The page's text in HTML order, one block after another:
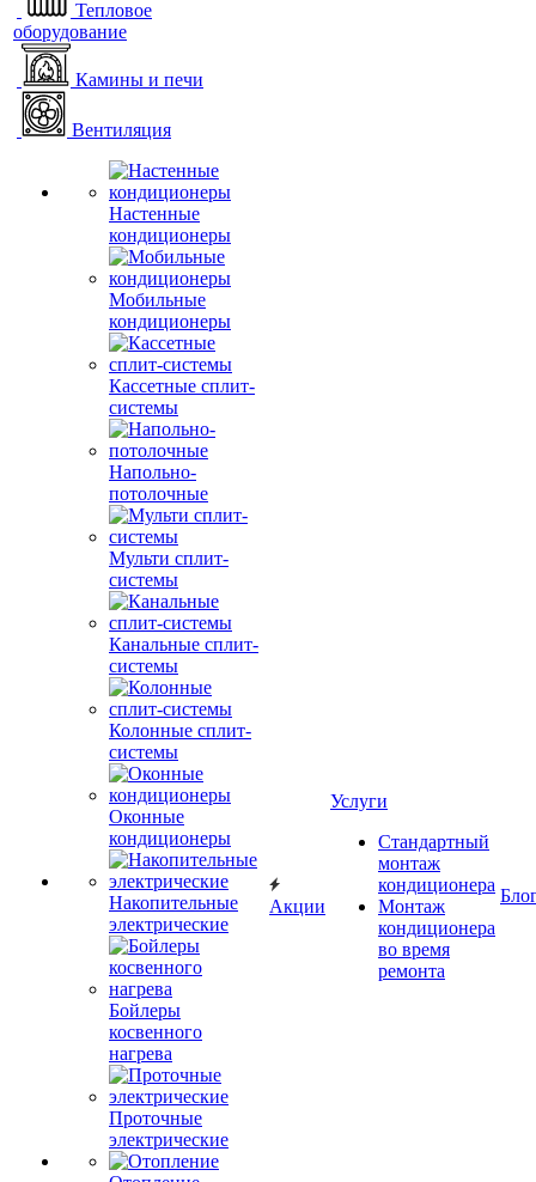
Тепловое
оборудование
Камины и печи
Вентиляция
Настенные
кондиционеры
Мобильные
кондиционеры
Кассетные сплит-
системы
Напольно-
потолочные
Мульти сплит-
системы
Канальные сплит-
системы
Колонные сплит-
системы
Оконные
кондиционеры
Накопительные
электрические
Бойлеры
косвенного
нагрева
Проточные
электрические
Акции
Услуги
Стандартный
монтаж
кондиционера
Монтаж
кондиционера
во время
ремонта